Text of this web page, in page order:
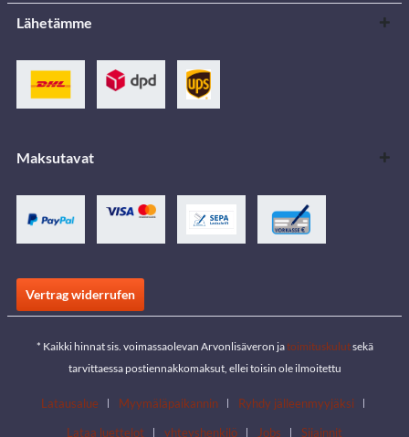
Lähetämme
Maksutavat
Vertrag widerrufen
* Kaikki hinnat sis. voimassaolevan Arvonlisäveron jatoimituskulutsekä
tarvittaessa postiennakkomaksut, ellei toisin ole ilmoitettu
Latausalue Myymäläpaikannin
Ryhdy jälleenmyyjäksi
Lataa luettelot
yhteyshenkilö Jobs Sijainnit